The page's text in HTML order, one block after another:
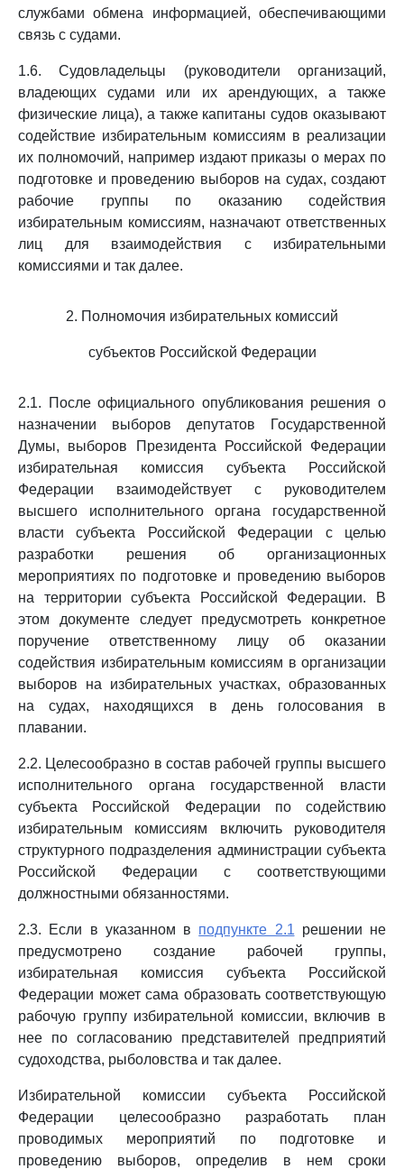
службами обмена информацией, обеспечивающими
связь с судами.
1.6. Судовладельцы (руководители организаций,
владеющих судами или их арендующих, а также
физические лица), а также капитаны судов оказывают
содействие избирательным комиссиям в реализации
их полномочий, например издают приказы о мерах по
подготовке и проведению выборов на судах, создают
рабочие группы по оказанию содействия
избирательным комиссиям, назначают ответственных
лиц для взаимодействия с избирательными
комиссиями и так далее.
2. Полномочия избирательных комиссий
субъектов Российской Федерации
2.1. После официального опубликования решения о
назначении выборов депутатов Государственной
Думы, выборов Президента Российской Федерации
избирательная комиссия субъекта Российской
Федерации взаимодействует с руководителем
высшего исполнительного органа государственной
власти субъекта Российской Федерации с целью
разработки решения об организационных
мероприятиях по подготовке и проведению выборов
на территории субъекта Российской Федерации. В
этом документе следует предусмотреть конкретное
поручение ответственному лицу об оказании
содействия избирательным комиссиям в организации
выборов на избирательных участках, образованных
на судах, находящихся в день голосования в
плавании.
2.2. Целесообразно в состав рабочей группы высшего
исполнительного органа государственной власти
субъекта Российской Федерации по содействию
избирательным комиссиям включить руководителя
структурного подразделения администрации субъекта
Российской Федерации с соответствующими
должностными обязанностями.
2.3. Если в указанном в подпункте 2.1 решении не
предусмотрено создание рабочей группы,
избирательная комиссия субъекта Российской
Федерации может сама образовать соответствующую
рабочую группу избирательной комиссии, включив в
нее по согласованию представителей предприятий
судоходства, рыболовства и так далее.
Избирательной комиссии субъекта Российской
Федерации целесообразно разработать план
проводимых мероприятий по подготовке и
проведению выборов, определив в нем сроки